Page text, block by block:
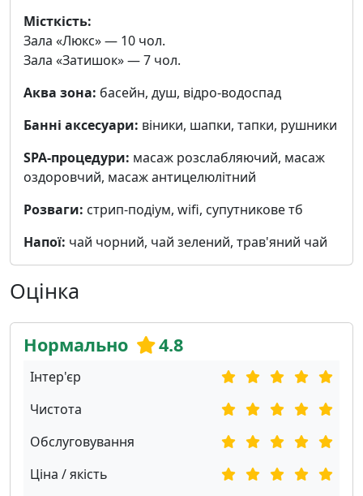
Місткість:
Зала «Люкс» — 10 чол.
Зала «Затишок» — 7 чол.
Аква зона: басейн, душ, відро-водоспад
Банні аксесуари: віники, шапки, тапки, рушники
SPA-процедури: масаж розслабляючий, масаж
оздоровчий, масаж антицелюлітний
Розваги: стрип-подіум, wifi, cупутникове тб
Напої: чай чорний, чай зелений, трав'яний чай
Оцінка
Нормально 4.8
Інтер'єр
Чистота
Обслуговування
Ціна / якість